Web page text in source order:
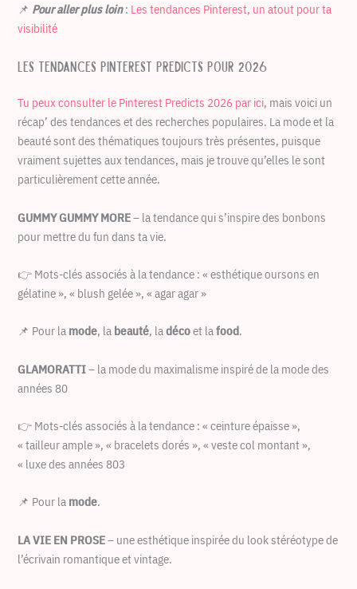
📌 Pour aller plus loin: Les tendances Pinterest, un atout pour ta
visibilité
Les tendances Pinterest Predicts pour 2026
Tu peux consulter le Pinterest Predicts 2026 par ici, mais voici un
récap’ des tendances et des recherches populaires. La mode et la
beauté sont des thématiques toujours très présentes, puisque
vraiment sujettes aux tendances, mais je trouve qu’elles le sont
particulièrement cette année.
GUMMY GUMMY MORE– la tendance qui s’inspire des bonbons
pour mettre du fun dans ta vie.
👉 Mots-clés associés à la tendance : « esthétique oursons en
gélatine », « blush gelée », « agar agar »
📌 Pour la mode, la beauté, ladécoet lafood.
GLAMORATTI– la mode du maximalisme inspiré de la mode des
années 80
👉 Mots-clés associés à la tendance : « ceinture épaisse »,
« tailleur ample », « bracelets dorés », « veste col montant »,
« luxe des années 803
📌 Pour la mode.
LA VIE EN PROSE– une esthétique inspirée du look stéréotype de
l’écrivain romantique et vintage.